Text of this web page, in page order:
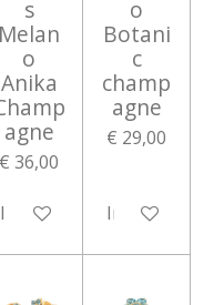
s
Melan
o
Anika
agne
€ 36,00
In winkelwagen
o
Botani
c
champ
agne
€ 29,00
In